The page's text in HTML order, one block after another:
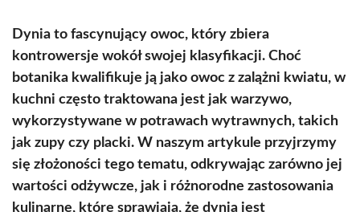
Dynia to fascynujący owoc, który zbiera
kontrowersje wokół swojej klasyfikacji. Choć
botanika kwalifikuje ją jako owoc z zalążni kwiatu, w
kuchni często traktowana jest jak warzywo,
wykorzystywane w potrawach wytrawnych, takich
jak zupy czy placki. W naszym artykule przyjrzymy
się złożoności tego tematu, odkrywając zarówno jej
wartości odżywcze, jak i różnorodne zastosowania
kulinarne, które sprawiają, że dynia jest